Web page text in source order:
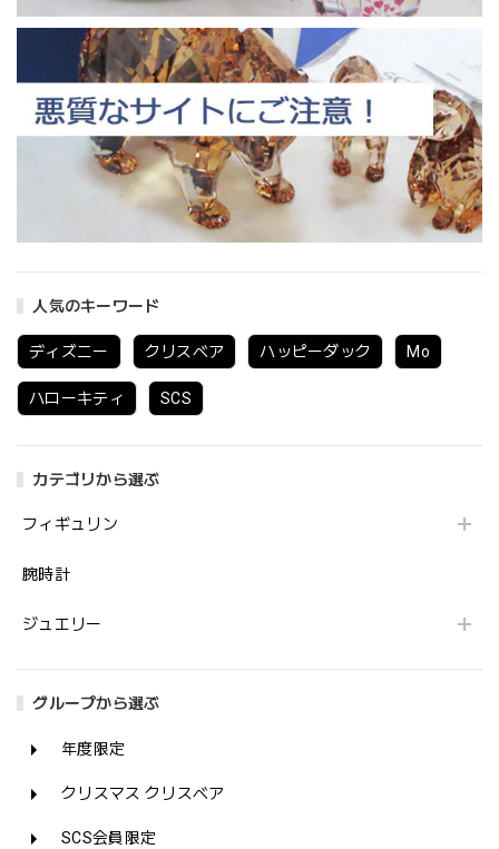
人気のキーワード
ディズニー クリスベア ハッピーダック Mo
ハローキティ SCS
カテゴリから選ぶ
フィギュリン
腕時計
ジュエリー
グループから選ぶ
年度限定
クリスマス クリスベア
SCS会員限定